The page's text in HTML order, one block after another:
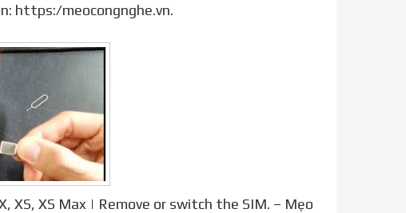
https:/meocongnghe.vn.
XS, XS Max | Remove or switch the SIM. – Mẹo